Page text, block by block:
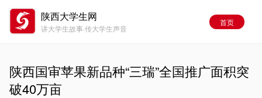
陕西大学生网
讲大学生故事·传大学生声音
首页
陕西国审苹果新品种“三瑞”全国推广面积突
破40万亩